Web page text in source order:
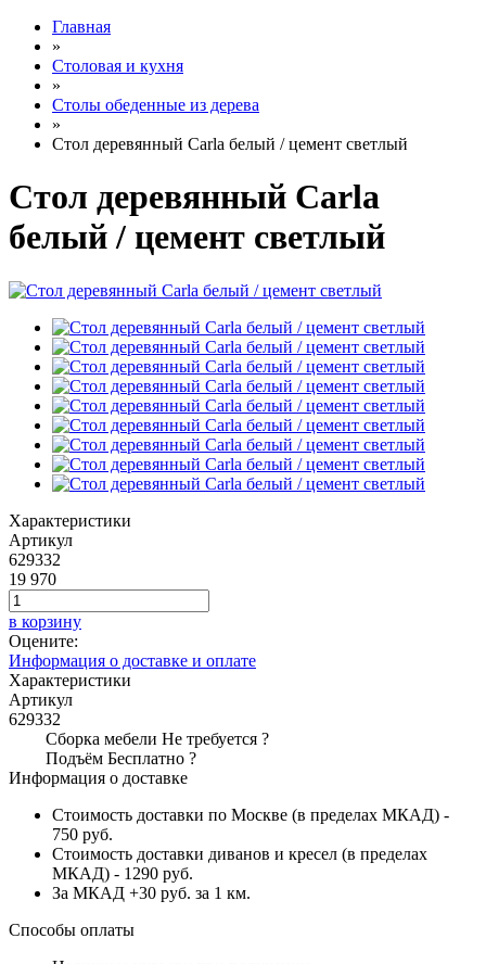
Главная
»
Столовая и кухня
»
Столы обеденные из дерева
»
Стол деревянный Carla белый / цемент светлый
Стол деревянный Carla
белый / цемент светлый
Характеристики
Артикул
629332
19 970
в корзину
Оцените:
Информация о доставке и оплате
Характеристики
Артикул
629332
Сборка мебели Не требуется ?
Подъём Бесплатно ?
Информация о доставке
Стоимость доставки по Москве (в пределах МКАД) -
750 руб.
Стоимость доставки диванов и кресел (в пределах
МКАД) - 1290 руб.
За МКАД +30 руб. за 1 км.
Способы оплаты